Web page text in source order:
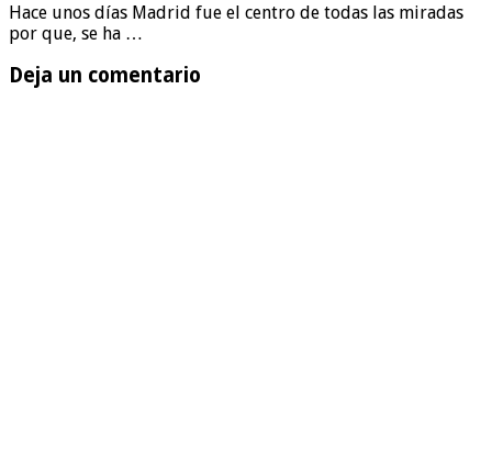
Hace unos días Madrid fue el centro de todas las miradas
por que, se ha …
Deja un comentario